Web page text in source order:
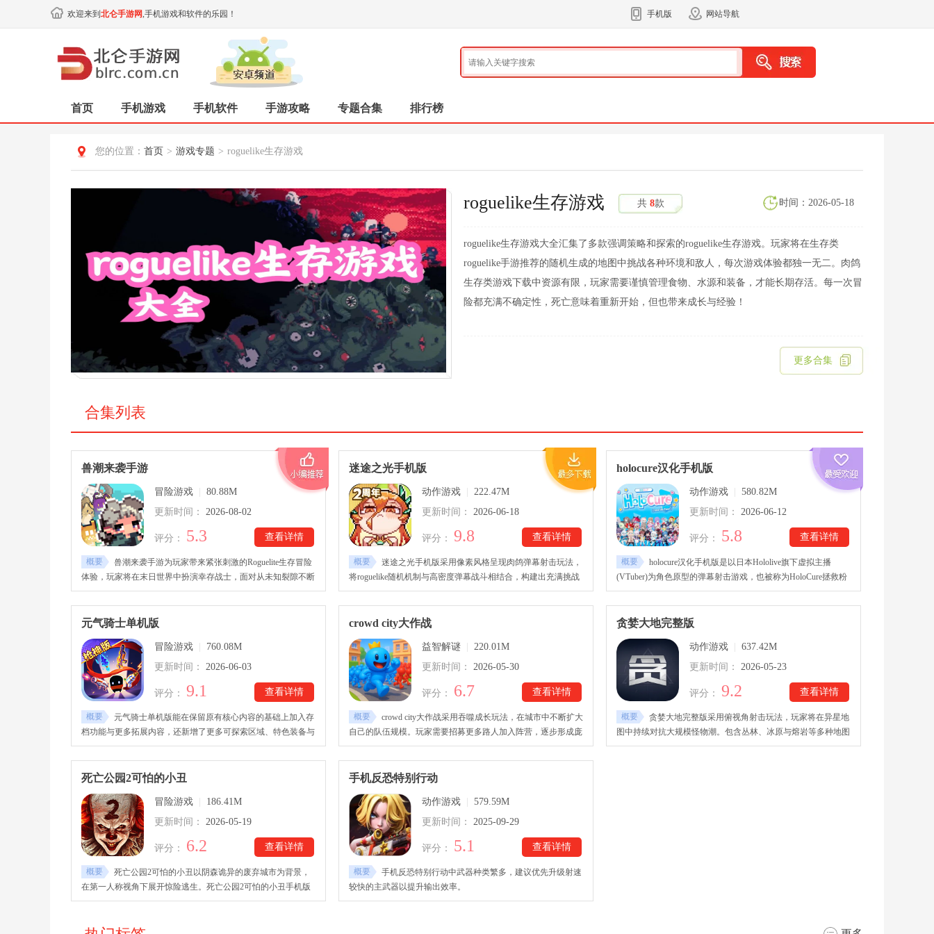
欢迎来到 北仑手游网,手机游戏和软件的乐园！ 手机版 网站导航
首页 手机游戏 手机软件 手游攻略 专题合集 排行榜
您的位置： 首页 > 游戏专题 > roguelike生存游戏
roguelike生存游戏 共 8款 时间：2026-05-18
roguelike生存游戏大全汇集了多款强调策略和探索的roguelike生存游戏。玩家将在生存类
roguelike手游推荐的随机生成的地图中挑战各种环境和敌人，每次游戏体验都独一无二。肉鸽
生存类游戏下载中资源有限，玩家需要谨慎管理食物、水源和装备，才能长期存活。每一次冒
险都充满不确定性，死亡意味着重新开始，但也带来成长与经验！
更多合集
合集列表
兽潮来袭手游
冒险游戏
80.88M
更新时间：
2026-08-02
查看详情
评分： 5.3
概要
兽潮来袭手游为玩家带来紧张刺激的Roguelite生存冒险
体验，玩家将在末日世界中扮演幸存战士，面对从未知裂隙不断
出现的庞大怪物群，依靠自身能力展开持续战斗。兽潮来袭手游
下载安装后，随着冒险推进，玩家能够解锁更多强化效果，提高
角色战斗能力，并挑战越来越强大的敌人与首领。
迷途之光手机版
动作游戏
222.47M
更新时间：
2026-06-18
查看详情
评分： 9.8
概要
迷途之光手机版采用像素风格呈现肉鸽弹幕射击玩法，
将roguelike随机机制与高密度弹幕战斗相结合，构建出充满挑战
的战斗体验。玩家需要在复杂多变的弹幕环境中灵活走位，同时
精准释放攻击技能，在躲避与输出之间寻找平衡，以击败不断增
强的敌人。途之光手机安卓版下载后，每一局的关卡与选择都会
探索，玩家将逐渐掌握战斗节奏与弹幕规律，从而获得更流畅且
富有成就感的通关体验。
holocure汉化手机版
动作游戏
580.82M
更新时间：
2026-06-12
查看详情
评分： 5.8
概要
holocure汉化手机版是以日本Hololive旗下虚拟主播
(VTuber)为角色原型的弹幕射击游戏，也被称为HoloCure拯救粉
丝或HoloCure Save the Fans，由steam移植而来。holocure汉化手
机版下载玩家需要操控hololive虚拟主播在像素关卡中对抗源源
不绝袭来的被洗脑的粉丝大军。游戏采自动攻击，玩家要手动走
Vtuber，每位都有不同的技能。
元气骑士单机版
冒险游戏
760.08M
更新时间：
2026-06-03
查看详情
评分： 9.1
概要
元气骑士单机版能在保留原有核心内容的基础上加入存
档功能与更多拓展内容，还新增了更多可探索区域、特色装备与
能力系统，同时隐藏着大量彩蛋内容和特殊任务等待发掘。元气
骑士单机版下载安装后，游戏还支持多人协作玩法，玩家能够与
好友共同组队闯关，携手挑战强力敌人与高难度关卡。
crowd city大作战
益智解谜
220.01M
更新时间：
2026-05-30
查看详情
评分： 6.7
概要
crowd city大作战采用吞噬成长玩法，在城市中不断扩大
自己的队伍规模。玩家需要招募更多路人加入阵营，逐步形成庞
大人群。实时竞技机制让每场对局都充满变化与挑战。crowd
city大作战下载里丰富皮肤系统为角色提供更多个性化外观选
择。限时对抗模式下，最终规模最大的队伍将获得胜利！
贪婪大地完整版
动作游戏
637.42M
更新时间：
2026-05-23
查看详情
评分： 9.2
概要
贪婪大地完整版采用俯视角射击玩法，玩家将在异星地
图中持续对抗大规模怪物潮。包含丛林、冰原与熔岩等多种地图
区域，不同场景拥有独立敌人与战斗节奏。贪婪大地完整版手游
死亡公园2可怕的小丑
冒险游戏
186.41M
更新时间：
2026-05-19
查看详情
评分： 6.2
概要
死亡公园2可怕的小丑以阴森诡异的废弃城市为背景，
在第一人称视角下展开惊险逃生。死亡公园2可怕的小丑手机版
下载后，玩家会在游戏里的八大区域中探索不同事件，每个地点
彩，随着探索深入，将逐渐发现可怕小丑的真实来历。游戏内拥
手机反恐特别行动
动作游戏
579.59M
更新时间：
2025-09-29
查看详情
评分： 5.1
概要
手机反恐特别行动中武器种类繁多，建议优先升级射速
较快的主武器以提升输出效率。